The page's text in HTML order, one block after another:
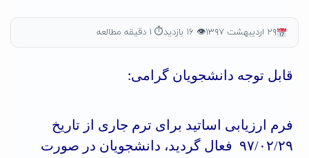
۲۹ اردیبهشت ۱۳۹۷ 👁 ۱۶ بازدید ⏱ ۱ دقیقه مطالعه
قابل توجه دانشجویان گرامی:
فرم ارزیابی اساتید برای ترم جاری از تاریخ
۹۷/۰۲/۲۹ فعال گردید، دانشجویان در صورت